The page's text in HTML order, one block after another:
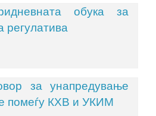
обука за
регулатива
за унапредување
помеѓу КХВ и УКИМ